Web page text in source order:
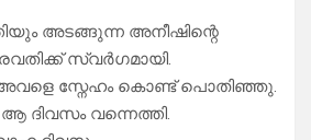
അടങ്ങുന്ന അനീഷിന്റെ
സ്വർഗമായി.
സ്നേഹം കൊണ്ട് പൊതിഞ്ഞു.
ദിവസം വന്നെത്തി.